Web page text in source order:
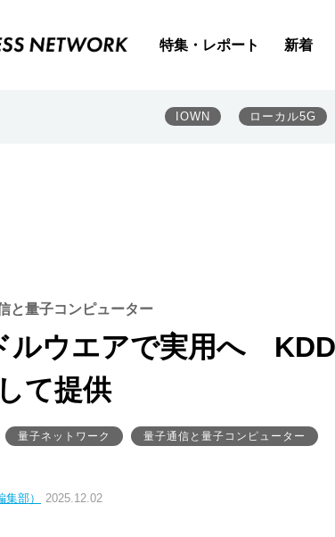
特集・レポート 新着
IOWN ローカル5G
と量子コンピューター
ルウエアで実用へ
て提供
量子ネットワーク 量子通信と量子コンピューター
部） 2025.12.02